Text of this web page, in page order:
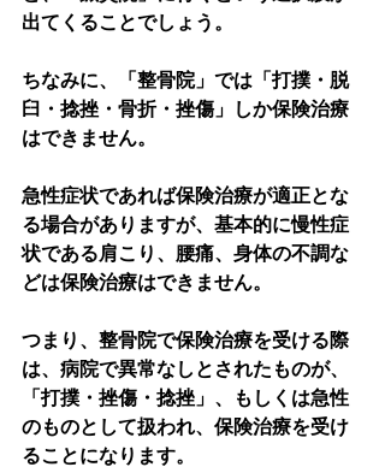
出てくることでしょう。
ちなみに、「整骨院」では「打撲・脱
臼・捻挫・骨折・挫傷」しか保険治療
はできません。
急性症状であれば保険治療が適正とな
る場合がありますが、基本的に慢性症
状である肩こり、腰痛、身体の不調な
どは保険治療はできません。
つまり、整骨院で保険治療を受ける際
は、病院で異常なしとされたものが、
「打撲・挫傷・捻挫」、もしくは急性
のものとして扱われ、保険治療を受け
ることになります。